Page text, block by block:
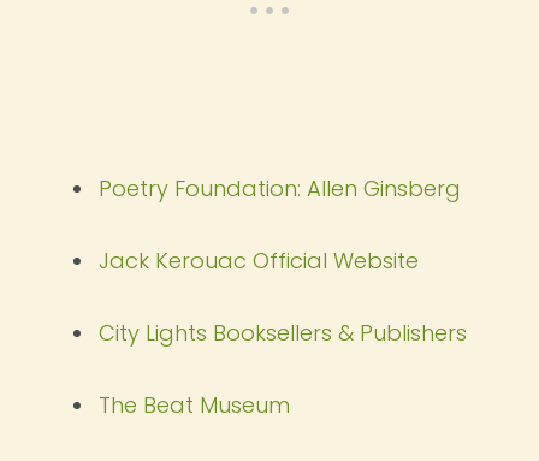
Poetry Foundation: Allen Ginsberg
Jack Kerouac Official Website
City Lights Booksellers & Publishers
The Beat Museum